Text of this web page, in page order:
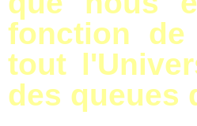
fonction
tout
des queues